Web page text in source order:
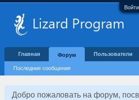
Добро пожаловать на форум,
Главная Форум
Последние сообщения
Пользователи